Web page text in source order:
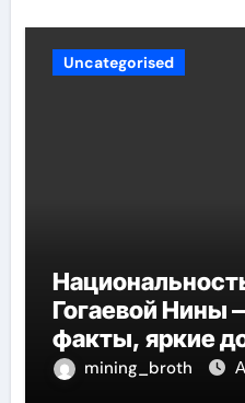
Uncategorised
Гогаевой Нины
факты, яркие
потрясающий
mining_broth